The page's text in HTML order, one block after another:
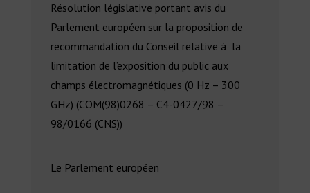
Résolution législative portant avis du
Parlement européen sur la proposition de
recommandation du Conseil relative à la
limitation de l’exposition du public aux
champs électromagnétiques (0 Hz – 300
GHz) (COM(98)0268 – C4-0427/98 –
98/0166 (CNS))
Le Parlement européen